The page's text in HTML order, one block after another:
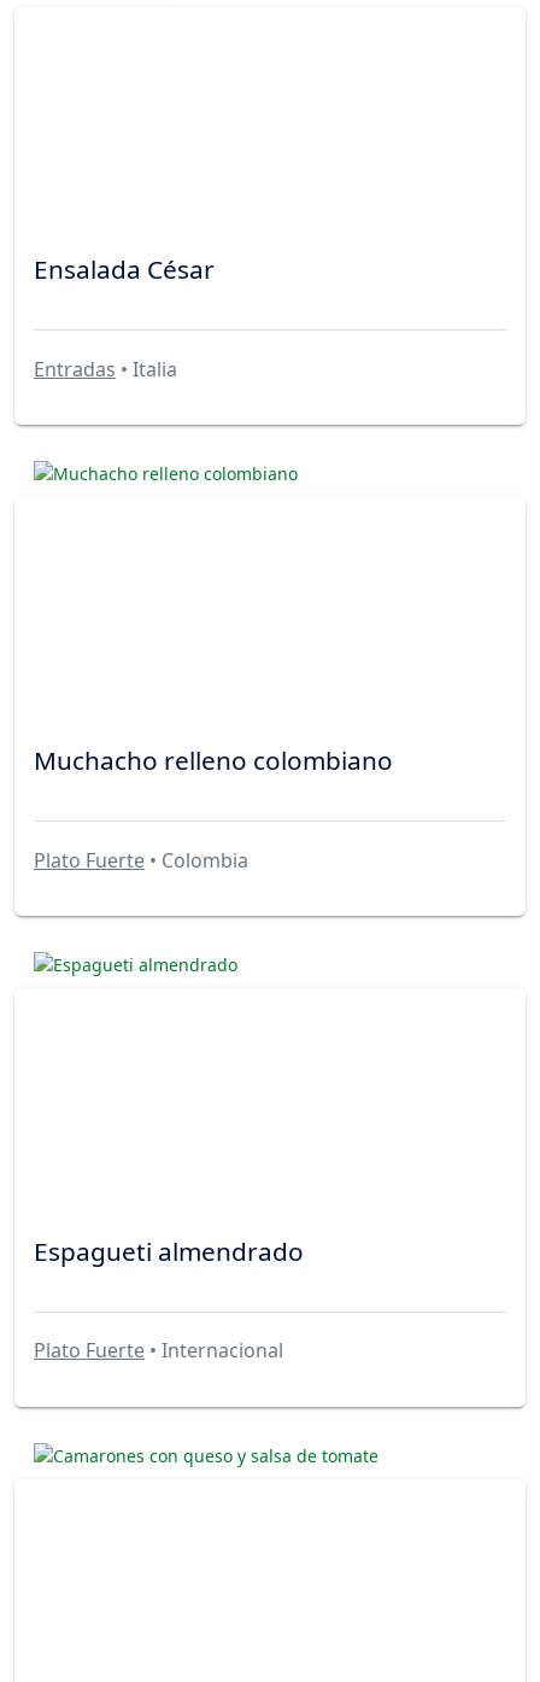
Ensalada César
Entradas • Italia
Muchacho relleno colombiano
Plato Fuerte • Colombia
Espagueti almendrado
Plato Fuerte • Internacional